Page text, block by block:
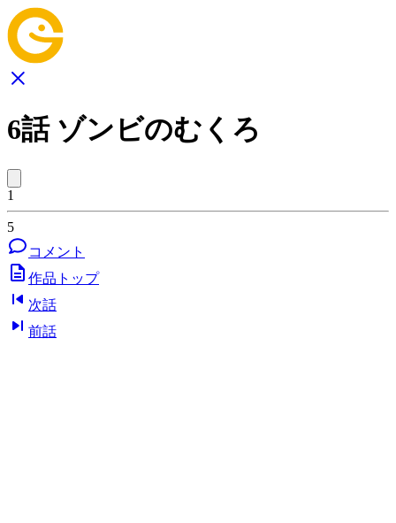
6話 ゾンビのむくろ
1
5
コメント
作品トップ
次話
前話